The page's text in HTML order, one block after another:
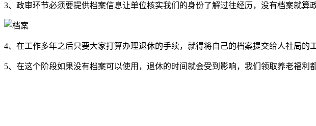
3、政审环节必须要提供档案信息让单位核实我们的身份了解过往经历，没有档案就算
4、在工作多年之后只要大家打算办理退休的手续，就得将自己的档案提交给人社局的
5、在这个阶段如果没有档案可以使用，退休的时间就会受到影响，我们领取养老福利